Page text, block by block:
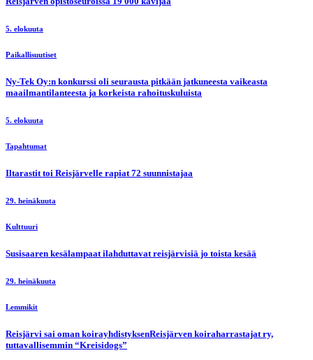
5. elokuuta
Paikallisuutiset
Ny-Tek Oy:n konkurssi oli seurausta pitkään jatkuneesta vaikeasta
maailmantilanteesta ja korkeista rahoituskuluista
5. elokuuta
Tapahtumat
Iltarastit toi Reisjärvelle rapiat 72 suunnistajaa
29. heinäkuuta
Kulttuuri
Susisaaren kesälampaat ilahduttavat reisjärvisiä jo toista kesää
29. heinäkuuta
Lemmikit
Reisjärvi sai oman koirayhdistyksenReisjärven koiraharrastajat ry,
tuttavallisemmin “Kreisidogs”